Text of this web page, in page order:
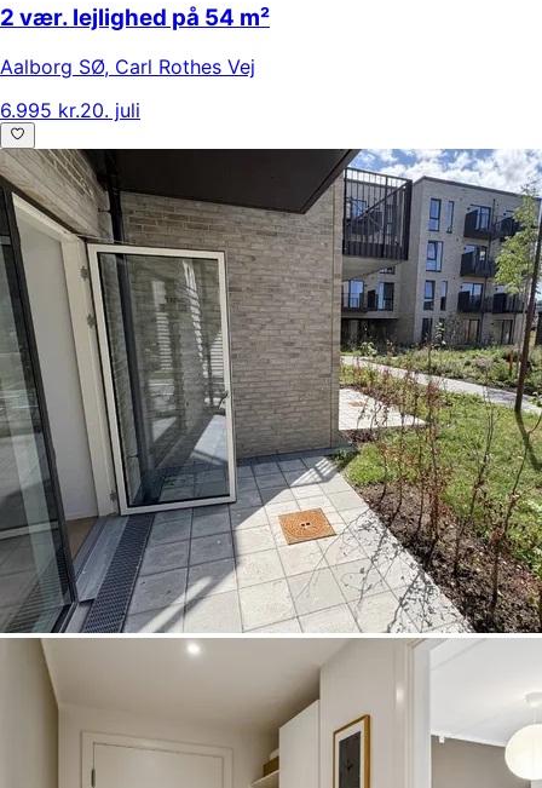
2 vær. lejlighed på 54 m²
Aalborg SØ, Carl Rothes Vej
6.995 kr.20. juli